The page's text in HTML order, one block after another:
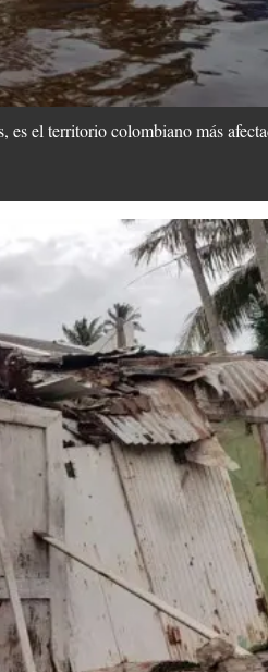
es el territorio colombiano más